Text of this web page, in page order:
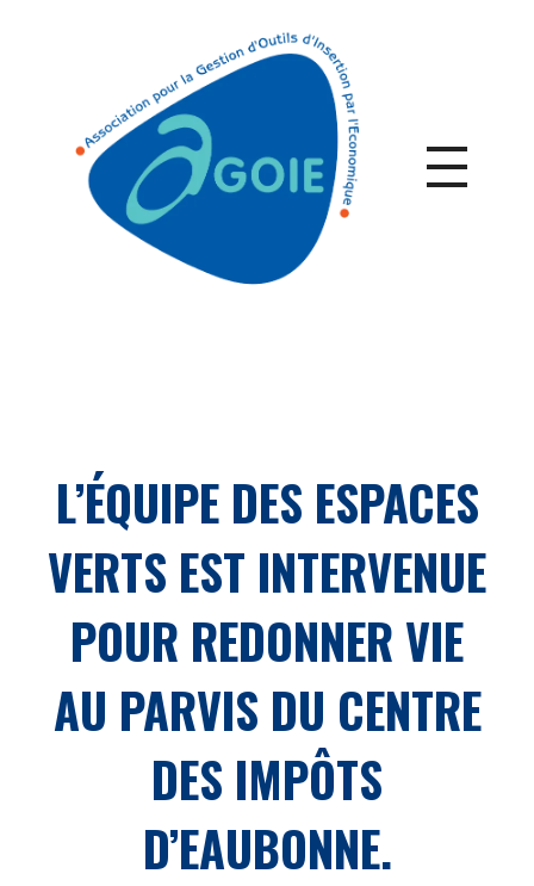
L’ÉQUIPE DES ESPACES
VERTS EST INTERVENUE
POUR REDONNER VIE
AU PARVIS DU CENTRE
DES IMPÔTS
D’EAUBONNE.